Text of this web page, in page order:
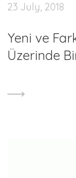
23 July, 2018
Yeni ve
Üzerinde